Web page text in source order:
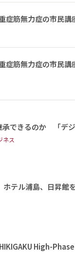
筋無力症の市民講
筋無力症の市民講
承できるのか 「デ
ネス
テル浦島、日昇館
High-